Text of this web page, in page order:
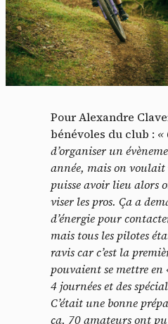
Pour Alexandre
bénévoles du club : «
d’organiser un
année, mais on
puisse avoir lieu alors
viser les pros. Ça a
d’énergie pour
mais tous les pilotes
ravis car c’est la
pouvaient se mettre en
4 journées et des
C’était une bonne
ça, 70 amateurs ont